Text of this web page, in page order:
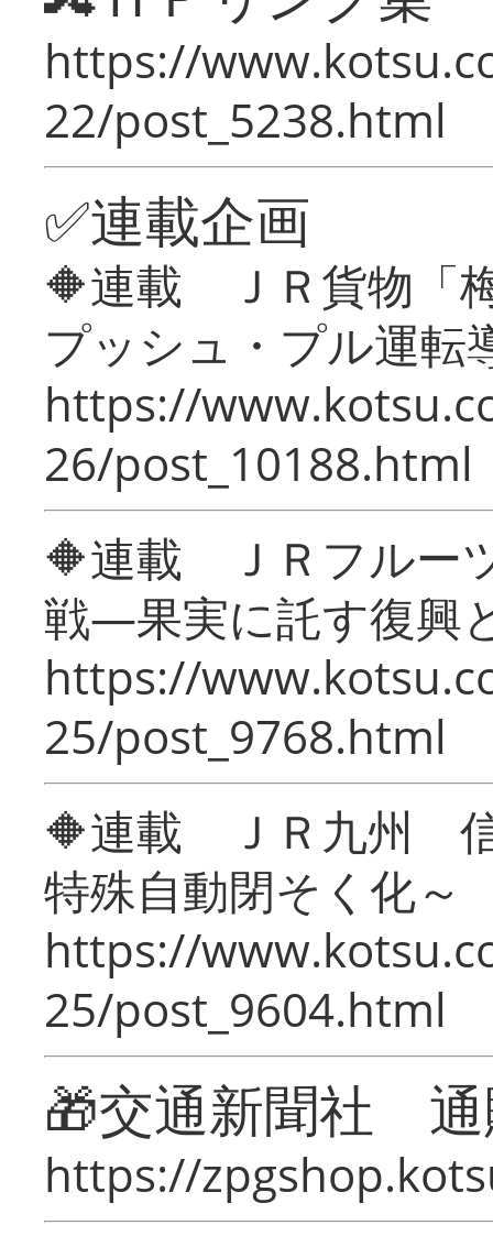
https://
22/post_5238.html
✅連載企画
🔶連載 ＪＲ貨物「
プッシュ・プル運転
https://
26/post_10188.html
🔶連載 ＪＲフルー
戦―果実に託す復興
https://
25/post_9768.html
🔶連載 ＪＲ九州 信
特殊自動閉そく化～
https://
25/post_9604.html
🎁交通新聞社
https://